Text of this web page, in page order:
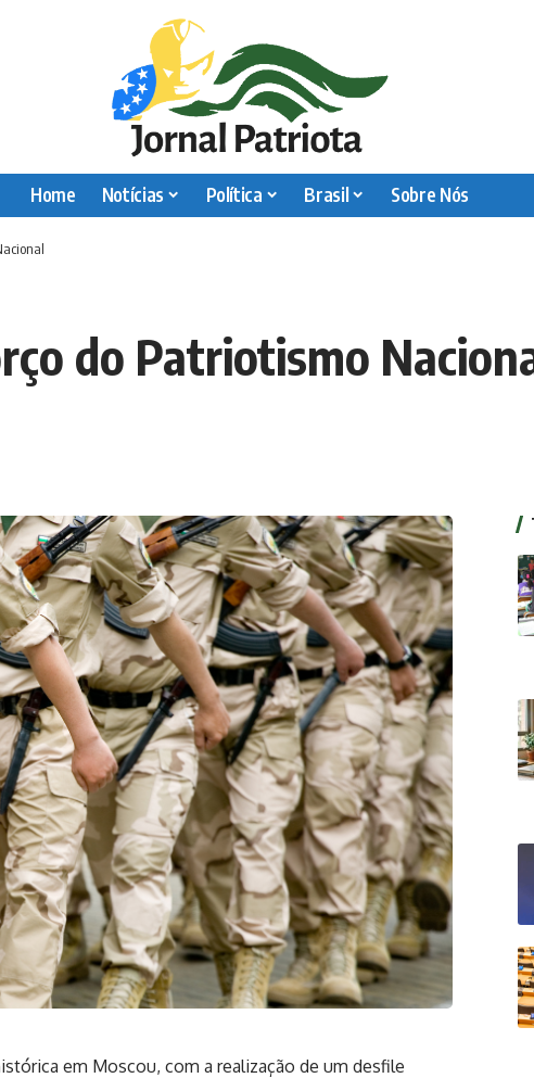
Home Notícias Política Brasil Sobre Nós
do Patriotismo
em Moscou, com a realização de um desfile